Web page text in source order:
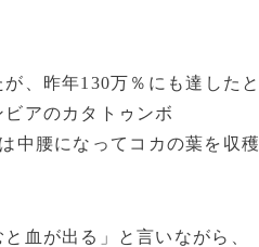
、昨年130万％にも達した
アのカタトゥンボ
中腰になってコカの葉を収
血が出る」と言いながら、